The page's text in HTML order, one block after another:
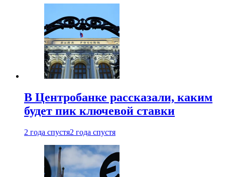
В Центробанке рассказали, каким
будет пик ключевой ставки
2 года спустя2 года спустя